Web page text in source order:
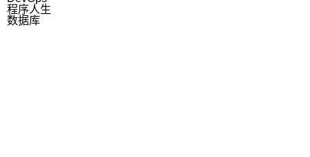
程序人生
数据库